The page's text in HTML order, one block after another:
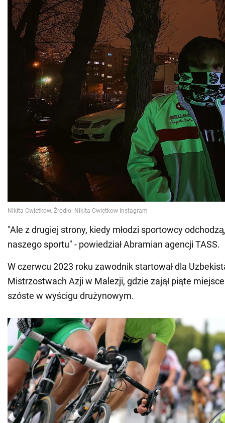
"Ale z drugiej strony, kiedy młodzi sportowcy
naszego sportu" - powiedział Abramian agencji TASS.
W czerwcu 2023 roku zawodnik startował dla
Mistrzostwach Azji w Malezji, gdzie zajął piąte
szóste w wyścigu drużynowym.